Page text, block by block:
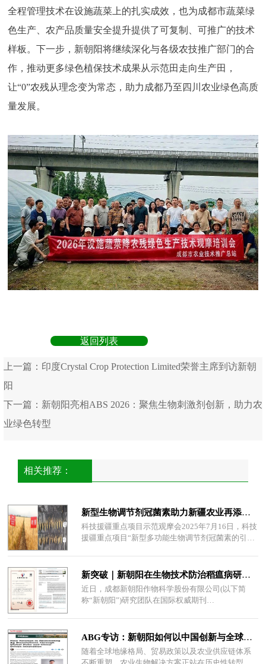
全程管理技术在设施蔬菜上的扎实成效，也为成都市蔬菜绿
色生产、农产品质量安全提升提供了可复制、可推广的技术
样板。下一步，新朝阳将继续深化与各级农技推广部门的合
作，推动更多绿色植保技术成果从示范田走向生产田，
让“0”农残从理念变为常态，助力成都乃至四川农业绿色高质
量发展。
返回列表
上一篇： 印度Crystal Crop Protection Limited荣誉主席到访新朝
阳
下一篇： 新朝阳亮相ABS 2026：聚焦生物刺激剂创新，助力农
业绿色转型
相关推荐：
新型生物调节剂冠菌素助力新疆农业再添新动能
科技援疆重点项目示范观摩会2025年7月16日，科技
援疆重点项目“新型多功能生物调节剂冠菌素的引进
新突破｜新朝阳在生物技术防治稻瘟病研究方面取得新进展
近日，成都新朝阳作物科学股份有限公司(以下简
称“新朝阳”)研究团队在国际权威期刊
ABG专访：新朝阳如何以中国创新与全球协作重塑农业生物解决方案
随着全球地缘格局、贸易政策以及农业供应链体系